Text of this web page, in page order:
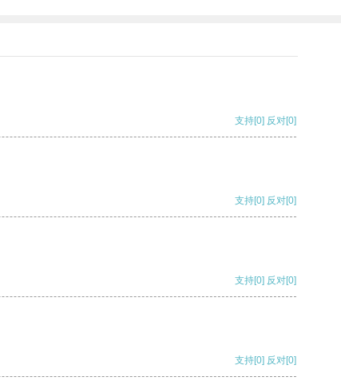
支持[0] 反对[0]
支持[0] 反对[0]
支持[0] 反对[0]
支持[0] 反对[0]